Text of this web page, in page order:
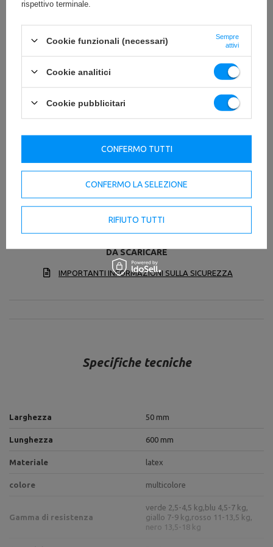
L'allenamento con le bande di resistenza Marbo Sport è
un'alternativa agli esercizi eseguiti con l'ausilio di pesi
tradizionali, riducendo al minimo il rischio di lesioni.
DA SCARICARE
IMPORTANTI INFORMAZIONI SULLA SICUREZZA
Specifiche tecniche
Larghezza 50 mm
Lunghezza 600 mm
Materiale latex
colore multicolore
Gamma di resistenza
verde 2,5-4,5 kg, blu 4,5-7 kg,
giallo 7-9 kg,rosso 11-13,5 kg,
nero 13,5-18 kg
rispettivo terminale.
Cookie funzionali (necessari)
Sempre
attivi
Cookie analitici
Cookie pubblicitari
CONFERMO LA SELEZIONE
RIFIUTO TUTTI
CONFERMO TUTTI